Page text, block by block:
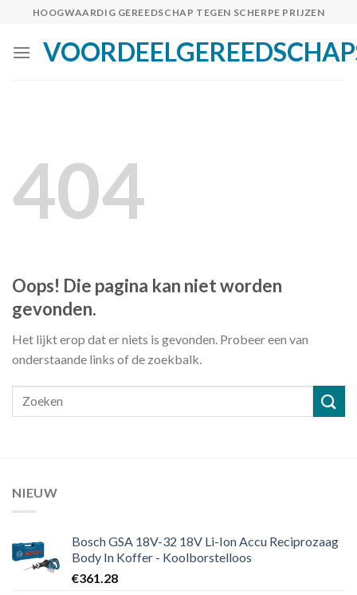
content
HOOGWAARDIG GEREEDSCHAP TEGEN SCHERPE PRIJZEN
404
Oops! Die pagina kan niet worden
gevonden.
Het lijkt erop dat er niets is gevonden. Probeer een van
onderstaande links of de zoekbalk.
NIEUW
Bosch GSA 18V-32 18V Li-Ion Accu Reciprozaag
Body In Koffer - Koolborstelloos
€361.28